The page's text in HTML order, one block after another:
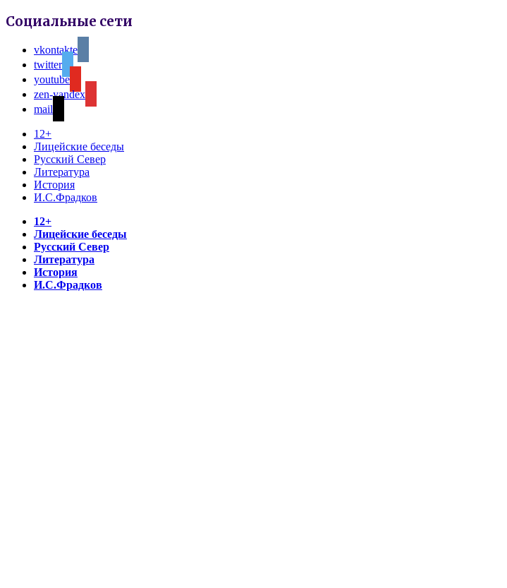
Социальные сети
vkontakte
twitter
youtube
zen-yandex
mail
12+
Лицейские беседы
Русский Север
Литература
История
И.С.Фрадков
12+
Лицейские беседы
Русский Север
Литература
История
И.С.Фрадков